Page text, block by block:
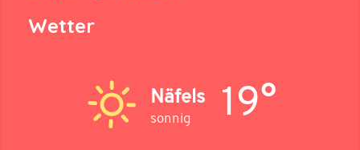
Wetter
Näfels
sonnig 19°